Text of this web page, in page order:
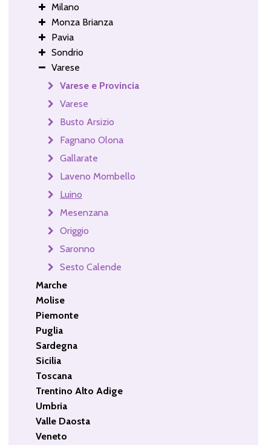
Milano
Monza Brianza
Pavia
Sondrio
Varese
Varese e Provincia
Varese
Busto Arsizio
Fagnano Olona
Gallarate
Laveno Mombello
Luino
Mesenzana
Origgio
Saronno
Sesto Calende
Marche
Molise
Piemonte
Puglia
Sardegna
Sicilia
Toscana
Trentino Alto Adige
Umbria
Valle Daosta
Veneto